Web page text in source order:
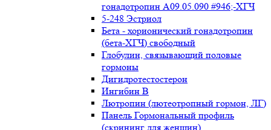
гонадотропин А09.05.090 #946;-ХГЧ
5-248 Эстриол
Бета - хорионический гонадотропин
(бета-ХГЧ) свободный
Глобулин, связывающий половые
гормоны
Дигидротестостерон
Ингибин В
Лютропин (лютеотропный гормон, ЛГ)
Панель Гормональный профиль
(скрининг для женщин)